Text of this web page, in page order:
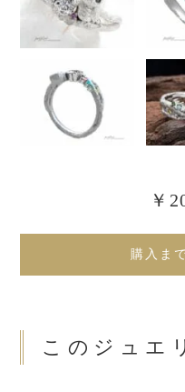
￥
購入ま
このジュエ